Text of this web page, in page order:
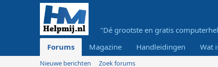
"Dé grootste en gratis
Forums
Magazine Handleidingen Wat
Nieuwe berichten Zoek forums